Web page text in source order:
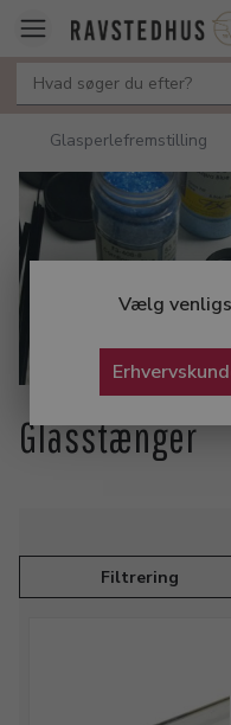
Vælg
Glasperlefremstilling
Glasstænger
Filtrering